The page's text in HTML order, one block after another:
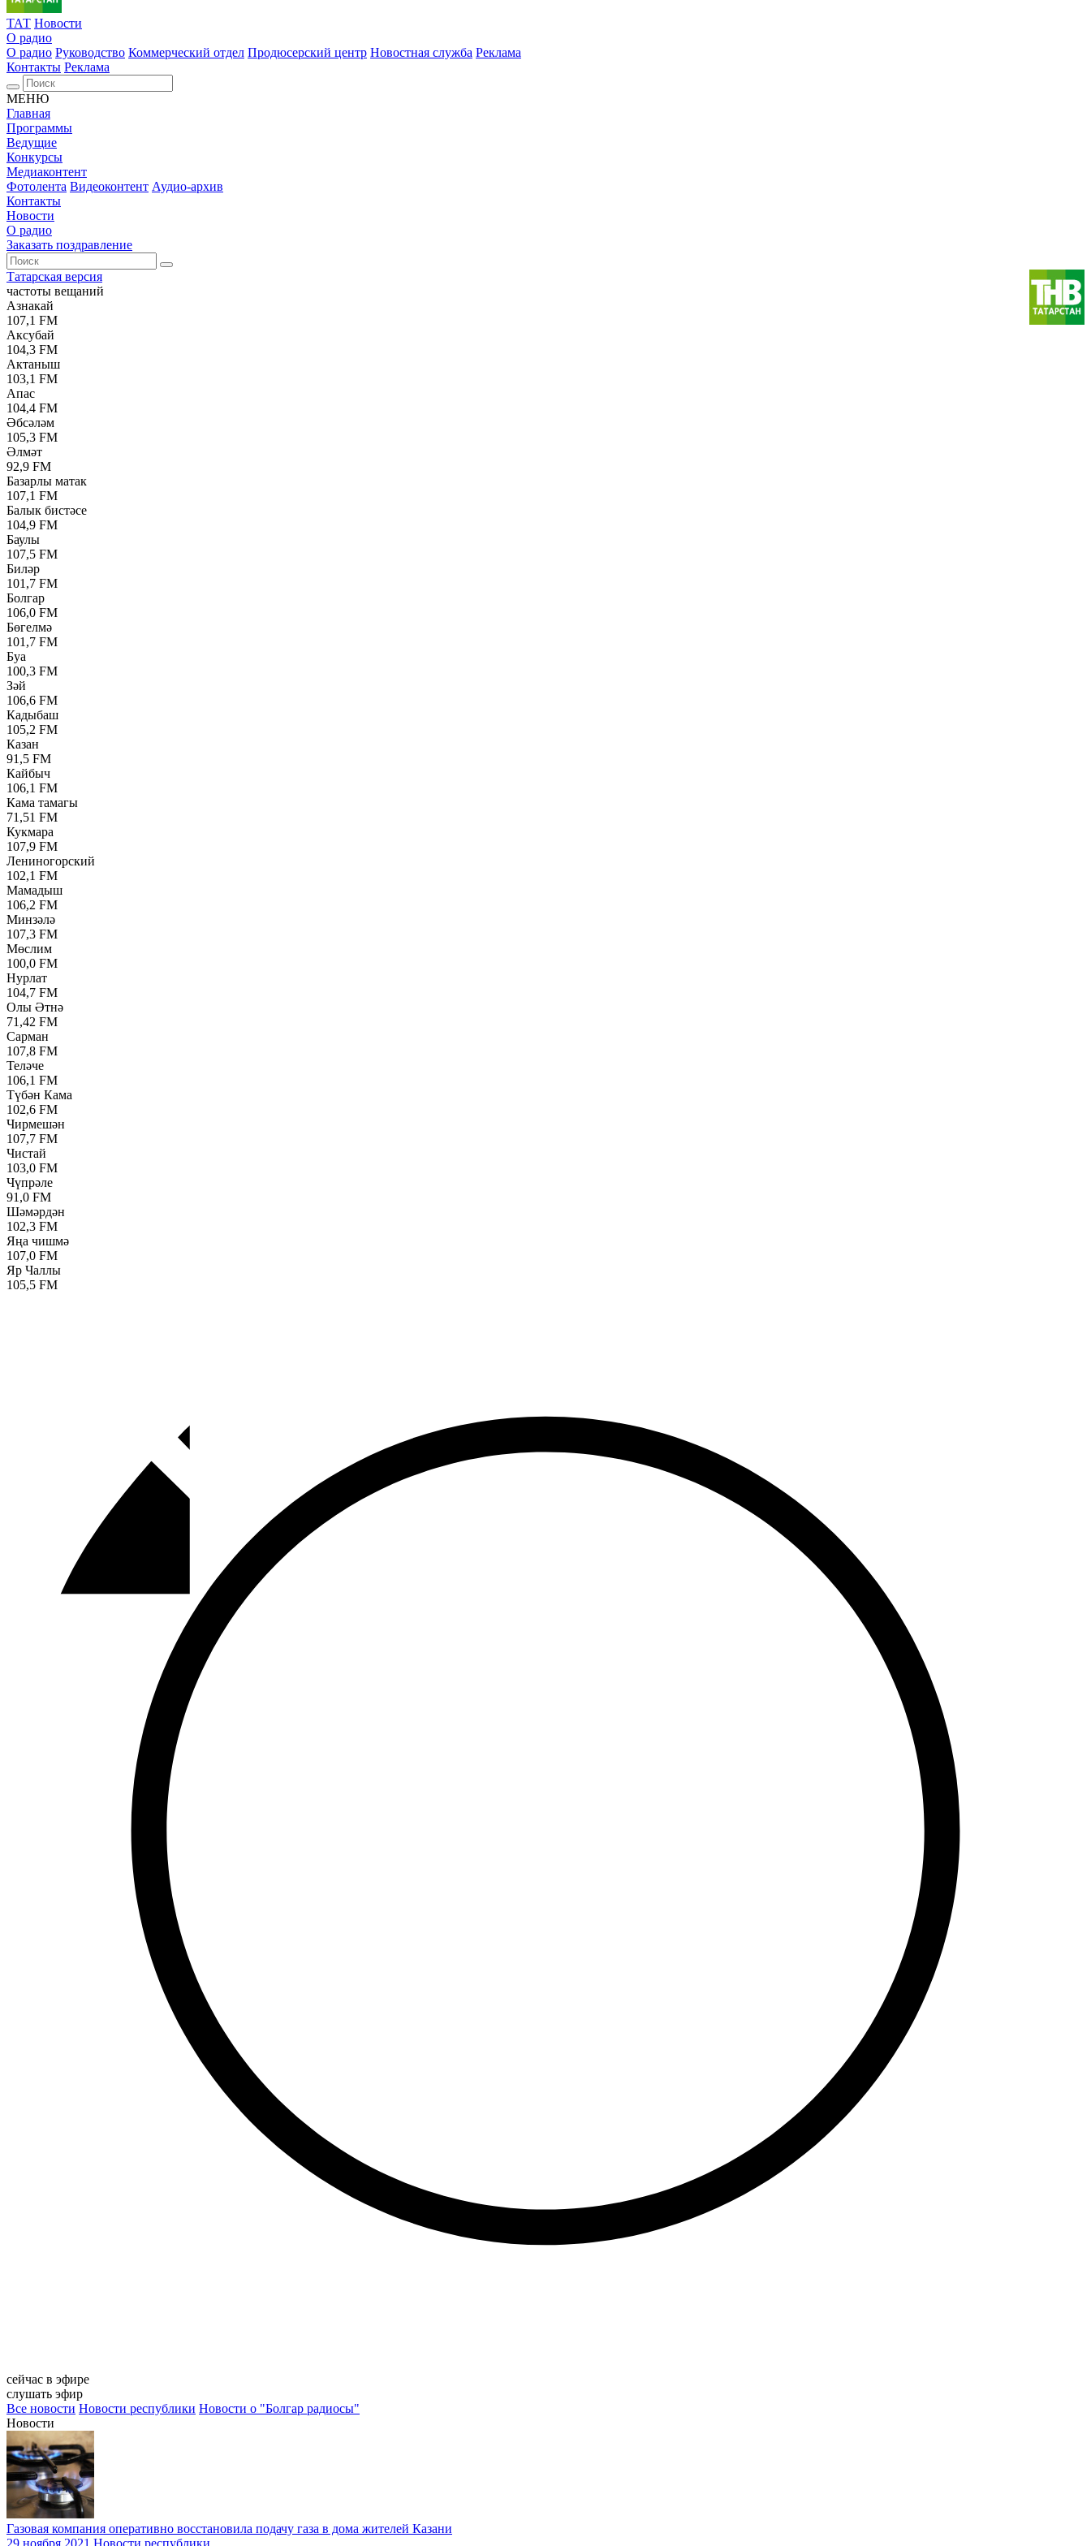
ТАТ Новости
О радио
О радио Руководство Коммерческий отдел Продюсерский центр Новостная служба Реклама
Контакты Реклама
МЕНЮ
Главная
Программы
Ведущие
Конкурсы
Медиаконтент
Фотолента Видеоконтент Аудио-архив
Контакты
Новости
О радио
Заказать поздравление
Татарская версия
частоты вещаний
Азнакай
107,1 FM
Аксубай
104,3 FM
Актаныш
103,1 FM
Апас
104,4 FM
Әбсәләм
105,3 FM
Әлмәт
92,9 FM
Базарлы матак
107,1 FM
Балык бистәсе
104,9 FM
Баулы
107,5 FM
Биләр
101,7 FM
Болгар
106,0 FM
Бөгелмә
101,7 FM
Буа
100,3 FM
Зәй
106,6 FM
Кадыбаш
105,2 FM
Казан
91,5 FM
Кайбыч
106,1 FM
Кама тамагы
71,51 FM
Кукмара
107,9 FM
Лениногорский
102,1 FM
Мамадыш
106,2 FM
Минзәлә
107,3 FM
Мөслим
100,0 FM
Нурлат
104,7 FM
Олы Әтнә
71,42 FM
Сарман
107,8 FM
Теләче
106,1 FM
Түбән Кама
102,6 FM
Чирмешән
107,7 FM
Чистай
103,0 FM
Чүпрәле
91,0 FM
Шәмәрдән
102,3 FM
Яңа чишмә
107,0 FM
Яр Чаллы
105,5 FM
сейчас в эфире
слушать эфир
Все новости Новости республики Новости о "Болгар радиосы"
Новости
Газовая компания оперативно восстановила подачу газа в дома жителей Казани